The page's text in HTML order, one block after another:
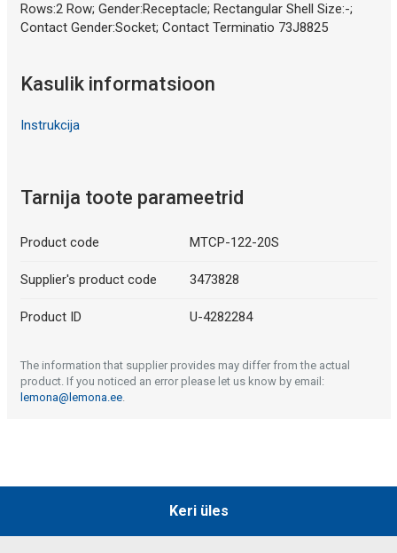
Rows:2 Row; Gender:Receptacle; Rectangular Shell Size:-;
Contact Gender:Socket; Contact Terminatio 73J8825
Kasulik informatsioon
Instrukcija
Tarnija toote parameetrid
Product code MTCP-122-20S
Supplier's product code 3473828
Product ID U-4282284
The information that supplier provides may differ from the actual
product. If you noticed an error please let us know by email:
lemona@lemona.ee.
Keri üles